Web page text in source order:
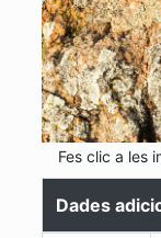
Fes clic a les
Dades